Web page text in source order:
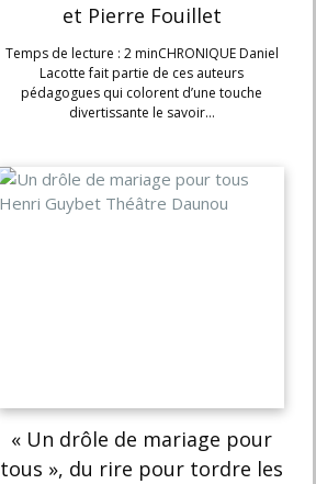
et Pierre Fouillet
Temps de lecture : 2 minCHRONIQUE Daniel
Lacotte fait partie de ces auteurs
pédagogues qui colorent d’une touche
divertissante le savoir…
« Un drôle de mariage pour
tous », du rire pour tordre les